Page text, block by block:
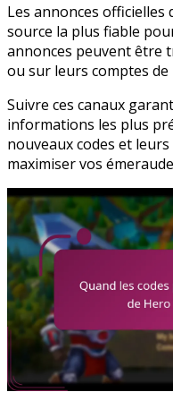
Les annonces officielles
source la plus fiable
annonces peuvent être
ou sur leurs comptes de
Suivre ces canaux
informations les plus
nouveaux codes et
maximiser vos